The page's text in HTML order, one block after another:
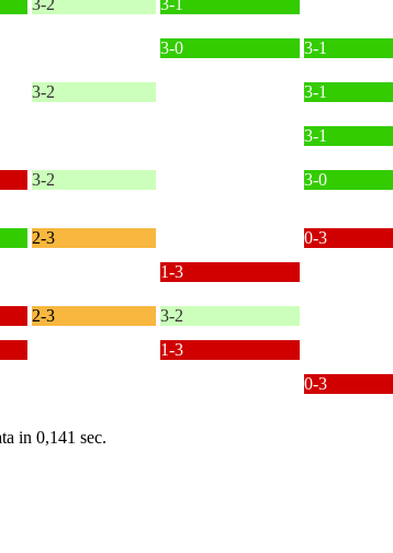
3-0 3-1
3-2 3-1
3-1
3-2 3-0
2-3 0-3
1-3
2-3 3-2
1-3
0-3
in 0,141 sec.